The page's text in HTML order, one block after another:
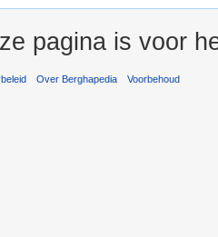
pagina is voor
Over Berghapedia Voorbehoud